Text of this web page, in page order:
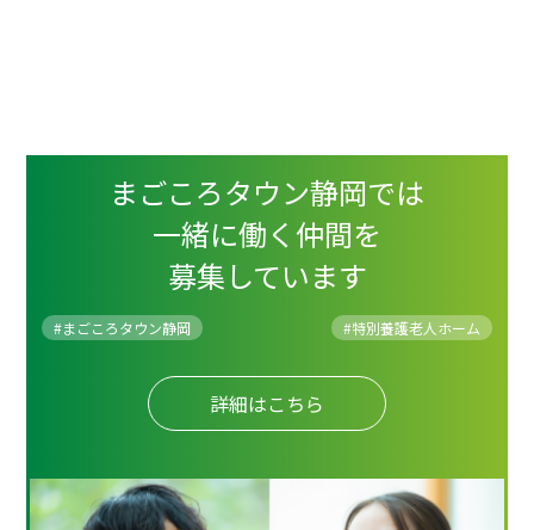
まごころタウン静岡では
一緒に働く仲間を
募集しています
#まごころタウン静岡 #特別養護老人ホーム
詳細はこちら